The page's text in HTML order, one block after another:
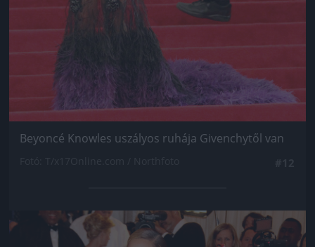
Beyoncé Knowles uszályos ruhája Givenchytől van
Jön még kép!